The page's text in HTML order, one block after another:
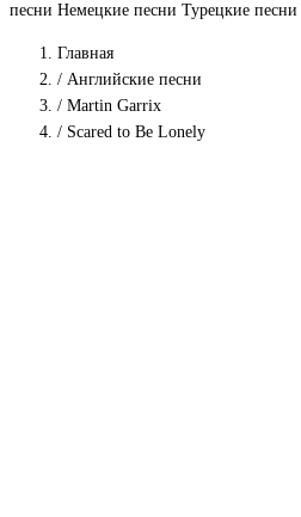
песни Немецкие песни Турецкие песни
Главная
/ Английские песни
/ Martin Garrix
/ Scared to Be Lonely